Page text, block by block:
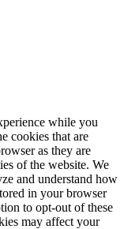
while you
cookies that are
as they are
of the website. We
and understand how
in your browser
to opt-out of these
may affect your